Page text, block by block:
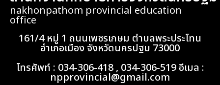
nakhonpathom provincial education
office
161/4 หมู่ 1 ถนนเพชรเกษม ตำบลพระประโทน
อำเภอเมือง จังหวัดนครปฐม 73000
โทรศัพท์ : 034-306-418 , 034-306-519 อีเมล :
npprovincial@gmail.com